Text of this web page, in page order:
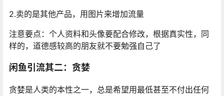
2.卖的是其他产品，用图片来增加流量
注意要点：个人资料和头像要配合修改，根据真实性，同
样的，道德感较高的朋友就不要勉强自己了
闲鱼引流其二：贪婪
贪婪是人类的本性之一，总是希望用最低甚至不付出任何